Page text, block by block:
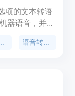
项的文本转语
器语音，并提
准确的语音转
语音 语音转文本